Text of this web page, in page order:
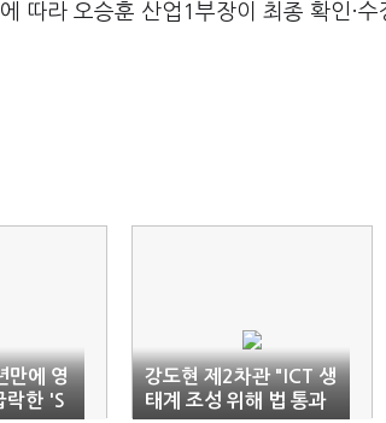
따라 오승훈 산업1부장이 최종 확인·수
만에 영
락한 'S
강도현 제2차관 "ICT 생
태계 조성 위해 법 통과